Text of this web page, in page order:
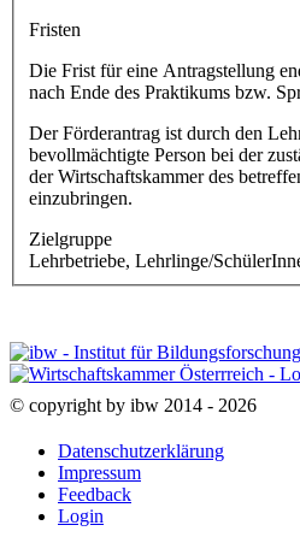
Fristen
Die Frist für eine Antragstellung
nach Ende des Praktikums bzw.
Der Förderantrag ist durch den
bevollmächtigte Person bei der
der Wirtschaftskammer des
einzubringen.
Zielgruppe
Lehrbetriebe, Lehrlinge/
© copyright by ibw 2014 - 2026
Datenschutzerklärung
Impressum
Feedback
Login